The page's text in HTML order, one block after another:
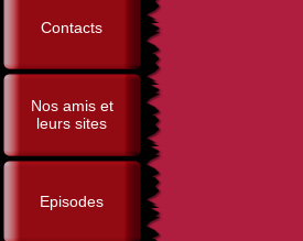
Contacts
Nos amis et
leurs sites
Episodes